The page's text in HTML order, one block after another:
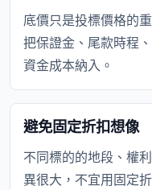
底價只是投標價格的
把保證金、尾款時程
資金成本納入。
避免固定折扣想像
不同標的的地段、權
異很大，不宜用固定